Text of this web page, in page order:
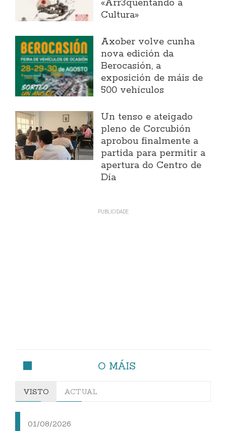
«Arr3quentando a
Cultura»
Axober volve cunha
nova edición da
Berocasión, a
exposición de máis de
500 vehículos
Un tenso e ateigado
pleno de Corcubión
aprobou finalmente a
partida para permitir a
apertura do Centro de
Día
O MÁIS
VISTO ACTUAL
01/08/2026